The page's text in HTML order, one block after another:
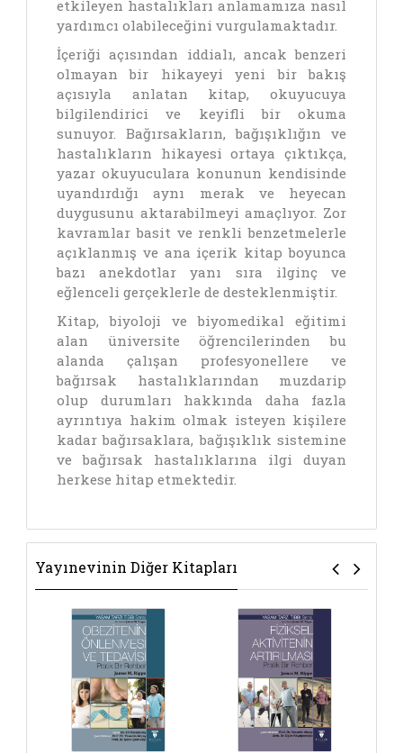
etkileyen hastalıkları anlamamıza nasıl
yardımcı olabileceğini vurgulamaktadır.
İçeriği açısından iddialı, ancak benzeri
olmayan bir hikayeyi yeni bir bakış
açısıyla anlatan kitap, okuyucuya
bilgilendirici ve keyifli bir okuma
sunuyor. Bağırsakların, bağışıklığın ve
hastalıkların hikayesi ortaya çıktıkça,
yazar okuyuculara konunun kendisinde
uyandırdığı aynı merak ve heyecan
duygusunu aktarabilmeyi amaçlıyor. Zor
kavramlar basit ve renkli benzetmelerle
açıklanmış ve ana içerik kitap boyunca
bazı anekdotlar yanı sıra ilginç ve
eğlenceli gerçeklerle de desteklenmiştir.
Kitap, biyoloji ve biyomedikal eğitimi
alan üniversite öğrencilerinden bu
alanda çalışan profesyonellere ve
bağırsak hastalıklarından muzdarip
olup durumları hakkında daha fazla
ayrıntıya hakim olmak isteyen kişilere
kadar bağırsaklara, bağışıklık sistemine
ve bağırsak hastalıklarına ilgi duyan
herkese hitap etmektedir.
Yayınevinin Diğer Kitapları